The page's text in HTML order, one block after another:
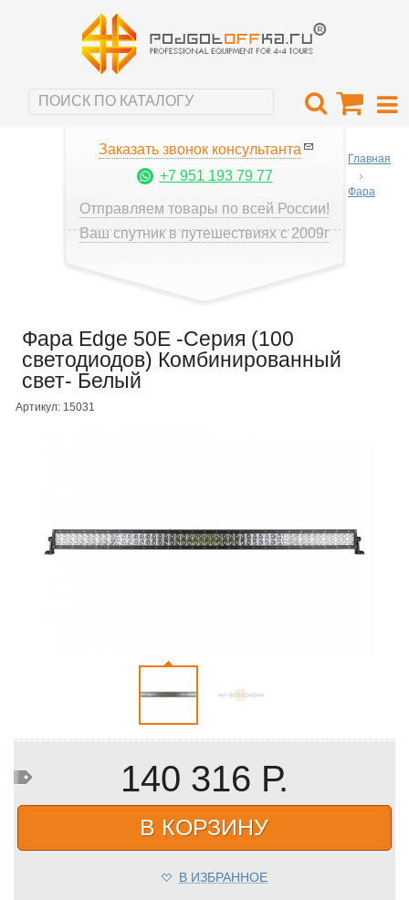
Заказать звонок консультанта
+7 951 193 79 77
Отправляем товары по всей России!
Ваш спутник в путешествиях с 2009г
Главная
Фара
Фара Edge 50E -Серия (100
светодиодов) Комбинированный
свет- Белый
Артикул: 15031
140 316 Р.
В КОРЗИНУ
В ИЗБРАННОЕ